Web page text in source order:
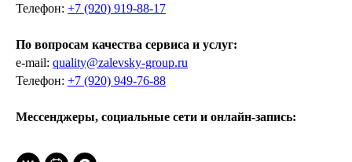
Телефон: +7 (920) 919-88-17
По вопросам качества сервиса и услуг:
e-mail: quality@zalevsky-group.ru
Телефон: +7 (920) 949-76-88
Мессенджеры, социальные сети и онлайн-запись: